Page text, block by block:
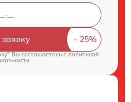
Вы соглашаетесь cполитикой